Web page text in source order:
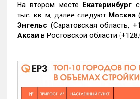
На втором месте Екатеринбург
тыс. кв. м, далее следуют Москва
Энгельс (Саратовская область,
Аксай в Ростовской области